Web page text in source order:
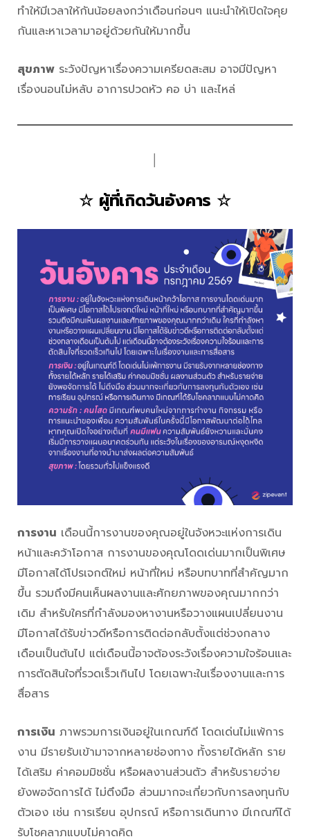
ทำให้มีเวลาให้กันน้อยลงกว่าเดือนก่อนๆ แนะนำให้เปิดใจคุย
กันและหาเวลามาอยู่ด้วยกันให้มากขึ้น
สุขภาพ ระวังปัญหาเรื่องความเครียดสะสม อาจมีปัญหา
เรื่องนอนไม่หลับ อาการปวดหัว คอ บ่า และไหล่
☆ ผู้ที่เกิดวันอังคาร ☆
การงาน เดือนนี้การงานของคุณอยู่ในจังหวะแห่งการเดิน
หน้าและคว้าโอกาส การงานของคุณโดดเด่นมากเป็นพิเศษ
มีโอกาสได้โปรเจกต์ใหม่ หน้าที่ใหม่ หรือบทบาทที่สำคัญมาก
ขึ้น รวมถึงมีคนเห็นผลงานและศักยภาพของคุณมากกว่า
เดิม สำหรับใครที่กำลังมองหางานหรือวางแผนเปลี่ยนงาน
มีโอกาสได้รับข่าวดีหรือการติดต่อกลับตั้งแต่ช่วงกลาง
เดือนเป็นต้นไป แต่เดือนนี้อาจต้องระวังเรื่องความใจร้อนและ
การตัดสินใจที่รวดเร็วเกินไป โดยเฉพาะในเรื่องงานและการ
สื่อสาร
การเงิน ภาพรวมการเงินอยู่ในเกณฑ์ดี โดดเด่นไม่แพ้การ
งาน มีรายรับเข้ามาจากหลายช่องทาง ทั้งรายได้หลัก ราย
ได้เสริม ค่าคอมมิชชั่น หรือผลงานส่วนตัว สำหรับรายจ่าย
ยังพอจัดการได้ ไม่ตึงมือ ส่วนมากจะเกี่ยวกับการลงทุนกับ
ตัวเอง เช่น การเรียน อุปกรณ์ หรือการเดินทาง มีเกณฑ์ได้
รับโชคลาภแบบไม่คาดคิด